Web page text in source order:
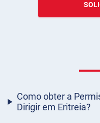
Como obter a
Dirigir em Eritreia?